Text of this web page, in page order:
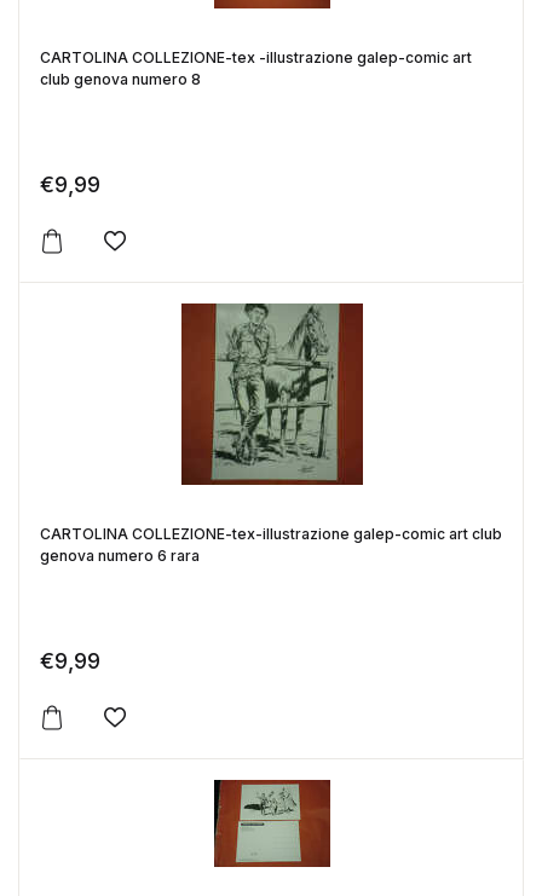
CARTOLINA COLLEZIONE-tex -illustrazione galep-comic art
club genova numero 8
€9,99
Aggiungi alla lista dei desideri
CARTOLINA COLLEZIONE-tex-illustrazione galep-comic art club
genova numero 6 rara
€9,99
Aggiungi alla lista dei desideri